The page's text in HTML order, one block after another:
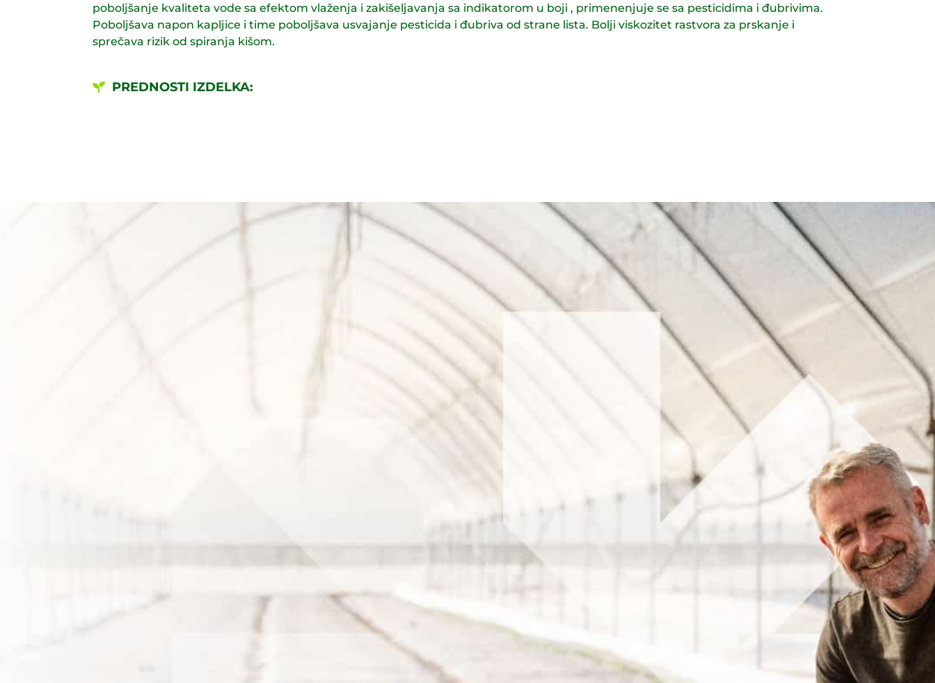
poboljšanje kvaliteta vode sa efektom vlaženja i zakišeljavanja sa indikatorom u boji , primenenjuje se sa pesticidima i đubrivima.
Poboljšava napon kapljice i time poboljšava usvajanje pesticida i đubriva od strane lista. Bolji viskozitet rastvora za prskanje i
sprečava rizik od spiranja kišom.
PREDNOSTI IZDELKA: